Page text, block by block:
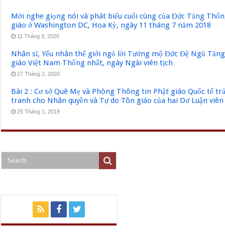
Mời nghe giọng nói và phát biểu cuối cùng của Đức Tăng
giáo ở Washington DC, Hoa Kỳ, ngày 11 tháng 7 năm 2018
11 Tháng 3, 2020
Nhân sĩ, Yếu nhân thế giới ngỏ lời Tưởng mộ Đức Đệ Ngũ
giáo Việt Nam Thống nhất, ngày Ngài viên tịch
27 Tháng 2, 2020
Bài 2 : Cơ sở Quê Mẹ và Phòng Thông tin Phật giáo Quốc tế
tranh cho Nhân quyền và Tự do Tôn giáo của hai Dư Luận viên
25 Tháng 1, 2019